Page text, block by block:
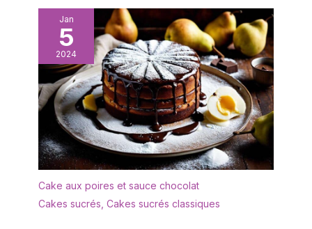
mettez cet ensemble de
plateaux au lave-
vaisselle ou essuyez-le
simplement avec de
l'eau savonneuse.
POLYVALENT : avec un
grain attrayant, ce
magnifique plateau
naturel donne une touche
chaleureuse et riche à
toute table ou
présentation de
nourriture pour toute
occasion. Utilisez-le dans
votre cuisine pour la
de glisser ou les
déversements de
liquides. Impressionnez
sans saleté : Fatigué de
frotter et de tremper ?
Chaque plateau
alimentaire possède une
couche résistante aux
taches, ce qui le rend
facile à nettoyer et
permet de garder la
effort. Gagnez du temps
et placez cet ensemble
Jan
5
2024
Cake aux poires et sauce chocolat
Cakes sucrés Cakes sucrés classiques